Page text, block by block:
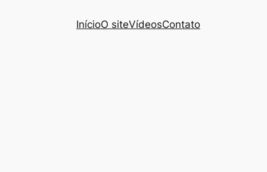
InícioO siteVídeosContato